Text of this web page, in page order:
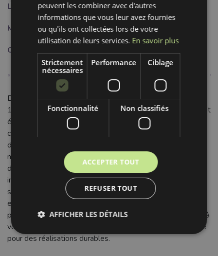
Largeur: 1.5 cm
Motif: Bande
Couleur:
Découvrez le Ruban Stripe lime, une création élégante en
100% polyester de haute qualité. Ce ruban allie durabilité et
éclat, conservant sa couleur vive au fil du temps. Sa
composition assure résistance aux froissements et facilité
d'entretien. Le vert lime apporte une touche de fraîcheur et
modernité à tous vos projets. Avec son motif 'bande'
distinctif et sa largeur de 1.5 cm, ce ruban est
incroyablement polyvalent. Son toucher doux et sa
souplesse le rendent très agréable à travailler. Idéal pour
embellir créations de couture, emballages cadeaux,
personnaliser accessoires ou apporter une note de couleur à
vos projets décoratifs. Sa robustesse en fait un choix fiable
pour des réalisations durables.
peuvent les combiner avec d'autres
informations que vous leur avez fournies
ou qu'ils ont collectées lors de votre
utilisation de leurs services. En savoir plus
Strictement
nécessaires
Performance Ciblage
Fonctionnalité Non classifiés
ACCEPTER TOUT
REFUSER TOUT
AFFICHER LES DÉTAILS